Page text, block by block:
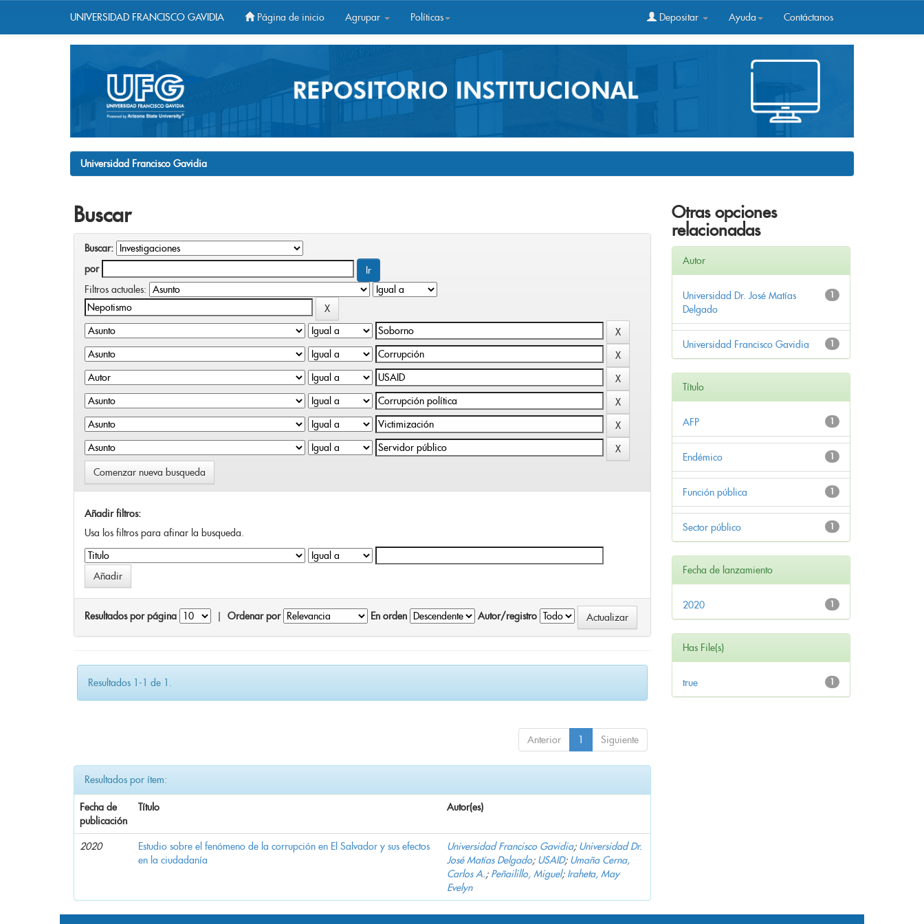
UNIVERSIDAD FRANCISCO GAVIDIA Página de inicio Agrupar Políticas Depositar Ayuda Contáctanos
Universidad Francisco Gavidia
Buscar
Buscar:
por
Filtros actuales:
Comenzar nueva busqueda
Añadir filtros:
Usa los filtros para afinar la busqueda.
Resultados por página Ordenar por En orden Autor/registro
Resultados 1-1 de 1.
Anterior 1 Siguiente
Resultados por ítem:
Fecha de
publicación
Título Autor(es)
2020
Estudio sobre el fenómeno de la corrupción en El Salvador y sus efectos
en la ciudadanía
Universidad Francisco Gavidia; Universidad Dr.
José Matías Delgado; USAID; Umaña Cerna,
Carlos A.; Peñailillo, Miguel; Iraheta, May
Evelyn
Otras opciones
relacionadas
Autor
1
Universidad Dr. José Matías
Delgado
1
Universidad Francisco Gavidia
Título
1
AFP
1
Endémico
1
Función pública
1
Sector público
Fecha de lanzamiento
1
2020
Has File(s)
1
true